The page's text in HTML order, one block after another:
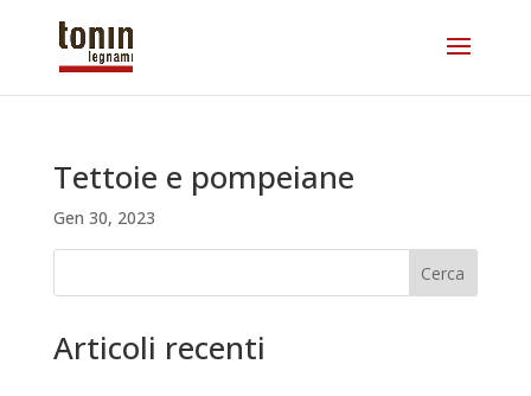
Tettoie e pompeiane
Gen 30, 2023
Cerca
Articoli recenti